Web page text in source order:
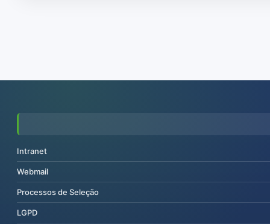
Intranet
Webmail
Processos de Seleção
LGPD